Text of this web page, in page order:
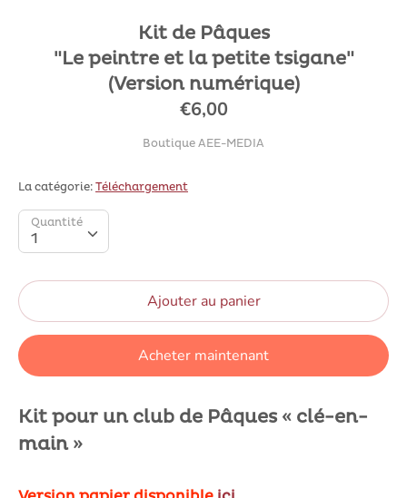
Kit de Pâques
"Le peintre et la petite tsigane"
(Version numérique)
€6,00
Boutique AEE-MEDIA
La catégorie: Téléchargement
SKU:
Quantité
1
Quantité
Ajouter au panier
Acheter maintenant
Kit pour un club de Pâques « clé-en-
main »